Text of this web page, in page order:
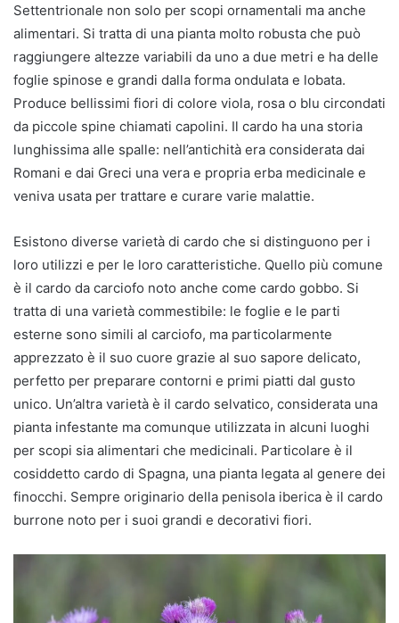
Settentrionale non solo per scopi ornamentali ma anche
alimentari. Si tratta di una pianta molto robusta che può
raggiungere altezze variabili da uno a due metri e ha delle
foglie spinose e grandi dalla forma ondulata e lobata.
Produce bellissimi fiori di colore viola, rosa o blu circondati
da piccole spine chiamati capolini. Il cardo ha una storia
lunghissima alle spalle: nell’antichità era considerata dai
Romani e dai Greci una vera e propria erba medicinale e
veniva usata per trattare e curare varie malattie.
Esistono diverse varietà di cardo che si distinguono per i
loro utilizzi e per le loro caratteristiche. Quello più comune
è il cardo da carciofo noto anche come cardo gobbo. Si
tratta di una varietà commestibile: le foglie e le parti
esterne sono simili al carciofo, ma particolarmente
apprezzato è il suo cuore grazie al suo sapore delicato,
perfetto per preparare contorni e primi piatti dal gusto
unico. Un’altra varietà è il cardo selvatico, considerata una
pianta infestante ma comunque utilizzata in alcuni luoghi
per scopi sia alimentari che medicinali. Particolare è il
cosiddetto cardo di Spagna, una pianta legata al genere dei
finocchi. Sempre originario della penisola iberica è il cardo
burrone noto per i suoi grandi e decorativi fiori.